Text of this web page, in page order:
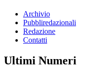
Archivio
Pubbliredazionali
Redazione
Contatti
Ultimi Numeri